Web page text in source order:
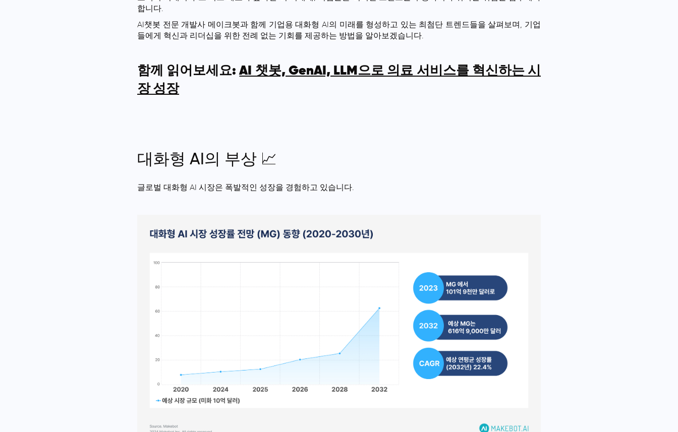
합니다.
AI챗봇 전문 개발사 메이크봇과 함께 기업용 대화형 AI의 미래를 형성하고 있는 최첨단 트렌드들을 살펴보며, 기업
들에게 혁신과 리더십을 위한 전례 없는 기회를 제공하는 방법을 알아보겠습니다.
함께 읽어보세요:AI 챗봇, GenAI, LLM으로 의료 서비스를 혁신하는 시
장 성장
대화형 AI의 부상 📈
글로벌 대화형 AI 시장은 폭발적인 성장을 경험하고 있습니다.